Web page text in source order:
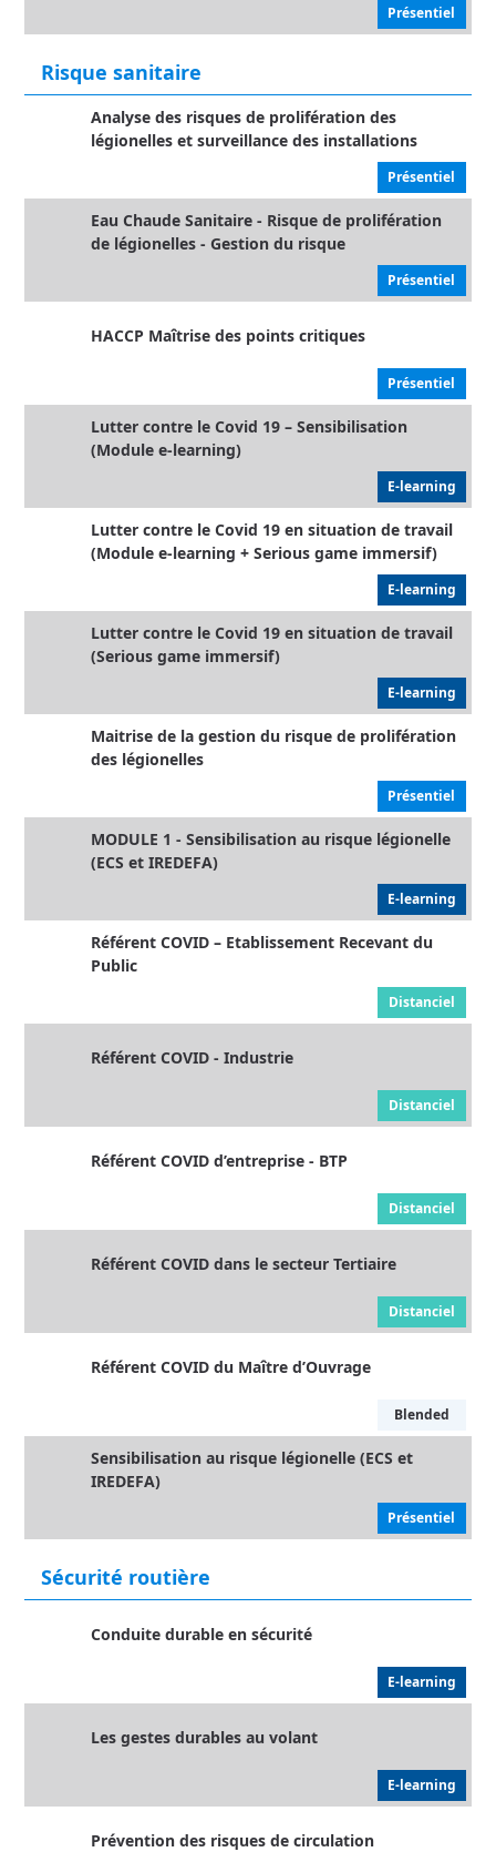
Présentiel
Risque sanitaire
Analyse des risques de prolifération des
légionelles et surveillance des installations
Présentiel
Eau Chaude Sanitaire - Risque de prolifération
de légionelles - Gestion du risque
Présentiel
HACCP Maîtrise des points critiques
Présentiel
Lutter contre le Covid 19 – Sensibilisation
(Module e-learning)
E-learning
Lutter contre le Covid 19 en situation de travail
(Module e-learning + Serious game immersif)
E-learning
Lutter contre le Covid 19 en situation de travail
(Serious game immersif)
E-learning
Maitrise de la gestion du risque de prolifération
des légionelles
Présentiel
MODULE 1 - Sensibilisation au risque légionelle
(ECS et IREDEFA)
E-learning
Référent COVID – Etablissement Recevant du
Public
Distanciel
Référent COVID - Industrie
Distanciel
Référent COVID d’entreprise - BTP
Distanciel
Référent COVID dans le secteur Tertiaire
Distanciel
Référent COVID du Maître d’Ouvrage
Blended
Sensibilisation au risque légionelle (ECS et
IREDEFA)
Présentiel
Sécurité routière
Conduite durable en sécurité
E-learning
Les gestes durables au volant
E-learning
Prévention des risques de circulation